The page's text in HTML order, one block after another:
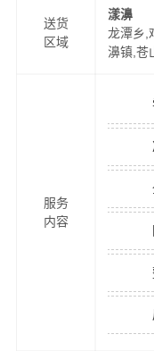
送货
区域
漾濞
龙潭乡,
濞镇,苍
服务
内容